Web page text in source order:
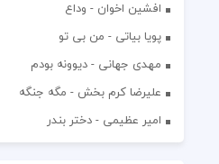
افشين اخوان - وداع
پویا بیاتی - من بی تو
مهدی جهانی - دیوونه بودم
علیرضا کرم بخش - مگه جنگه
امیر عظیمی - دختر بندر